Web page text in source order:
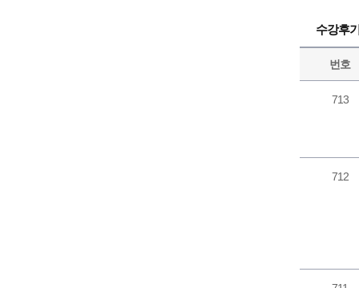
수강후
번호
713
712